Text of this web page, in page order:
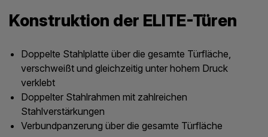
Konstruktion der ELITE-Türen
Doppelte Stahlplatte über die gesamte Türfläche,
verschweißt und gleichzeitig unter hohem Druck
verklebt
Doppelter Stahlrahmen mit zahlreichen
Stahlverstärkungen
Verbundpanzerung über die gesamte Türfläche